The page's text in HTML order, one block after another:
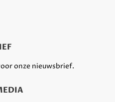
onze nieuwsbrief.